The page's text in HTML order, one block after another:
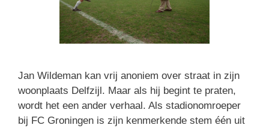
Jan Wildeman kan vrij anoniem over straat in zijn
woonplaats Delfzijl. Maar als hij begint te praten,
wordt het een ander verhaal. Als stadionomroeper
bij FC Groningen is zijn kenmerkende stem één uit